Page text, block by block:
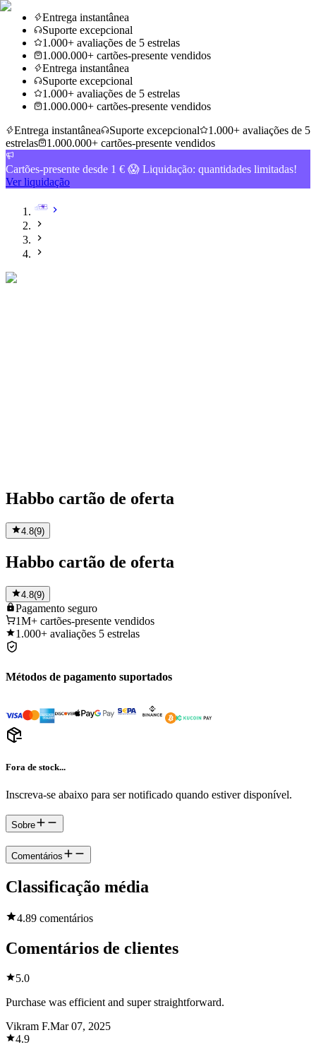
Entrega instantânea
Suporte excepcional
1.000+ avaliações de 5 estrelas
1.000.000+ cartões-presente vendidos
Entrega instantânea
Suporte excepcional
1.000+ avaliações de 5 estrelas
1.000.000+ cartões-presente vendidos
Entrega instantânea
Suporte excepcional
1.000+ avaliações de 5
estrelas
1.000.000+ cartões-presente vendidos
Cartões-presente desde 1 € 😱 Liquidação: quantidades limitadas!
Ver liquidação
Habbo cartão de oferta
4.8(9)
Habbo cartão de oferta
4.8(9)
Pagamento seguro
1M+ cartões-presente vendidos
1.000+ avaliações 5 estrelas
Métodos de pagamento suportados
Fora de stock...
Inscreva-se abaixo para ser notificado quando estiver disponível.
Sobre
Comentários
Classificação média
4.89 comentários
Comentários de clientes
5.0
Purchase was efficient and super straightforward.
Vikram F.Mar 07, 2025
4.9